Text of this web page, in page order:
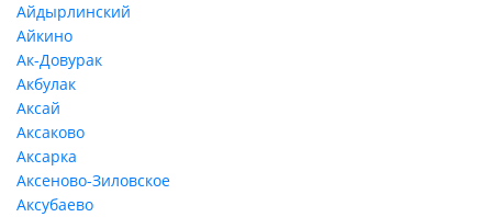
Айдырлинский
Айкино
Ак-Довурак
Акбулак
Аксай
Аксаково
Аксарка
Аксеново-Зиловское
Аксубаево